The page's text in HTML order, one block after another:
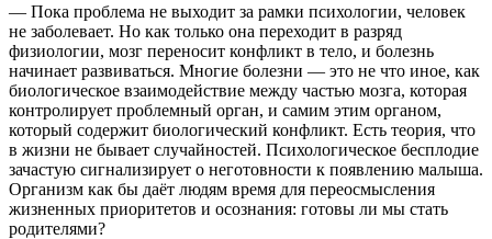
— Пока проблема не выходит за рамки психологии, человек
не заболевает. Но как только она переходит в разряд
физиологии, мозг переносит конфликт в тело, и болезнь
начинает развиваться. Многие болезни — это не что иное, как
биологическое взаимодействие между частью мозга, которая
контролирует проблемный орган, и самим этим органом,
который содержит биологический конфликт. Есть теория, что
в жизни не бывает случайностей. Психологическое бесплодие
зачастую сигнализирует о неготовности к появлению малыша.
Организм как бы даёт людям время для переосмысления
жизненных приоритетов и осознания: готовы ли мы стать
родителями?